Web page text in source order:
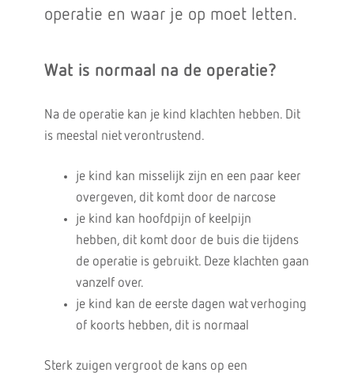
operatie en waar je op moet letten.
Wat is normaal na de operatie?
Na de operatie kan je kind klachten hebben. Dit
is meestal niet verontrustend.
je kind kan misselijk zijn en een paar keer
overgeven, dit komt door de narcose
je kind kan hoofdpijn of keelpijn
hebben, dit komt door de buis die tijdens
de operatie is gebruikt. Deze klachten gaan
vanzelf over.
je kind kan de eerste dagen wat verhoging
of koorts hebben, dit is normaal
Sterk zuigen vergroot de kans op een